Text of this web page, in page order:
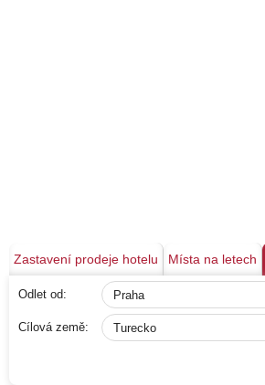
Zastavení prodeje hotelu Místa na letech
Odlet od:
Cílová země: